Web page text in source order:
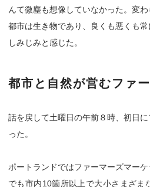
んて微塵も想像していなかった。変わ
都市は生き物であり、良くも悪くも
しみじみと感じた。
都市と自然が営むファ
話を戻して土曜日の午前８時、初日
った。
ポートランドではファーマーズマー
でも市内10箇所以上で大小さまざま